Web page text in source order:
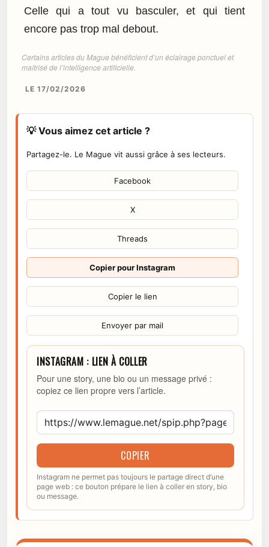
Celle qui a tout vu basculer, et qui tient
encore pas trop mal debout.
Certains articles du Mague bénéficient d’un éclairage ponctuel et
maîtrisé de l’intelligence artificielle.
LE 17/02/2026
💡 Vous aimez cet article ?
Partagez-le. Le Mague vit aussi grâce à ses lecteurs.
Facebook
X
Threads
Copier pour Instagram
Copier le lien
Envoyer par mail
INSTAGRAM : LIEN À COLLER
Pour une story, une bio ou un message privé :
copiez ce lien propre vers l’article.
COPIER
Instagram ne permet pas toujours le partage direct d’une
page web : ce bouton prépare le lien à coller en story, bio
ou message.